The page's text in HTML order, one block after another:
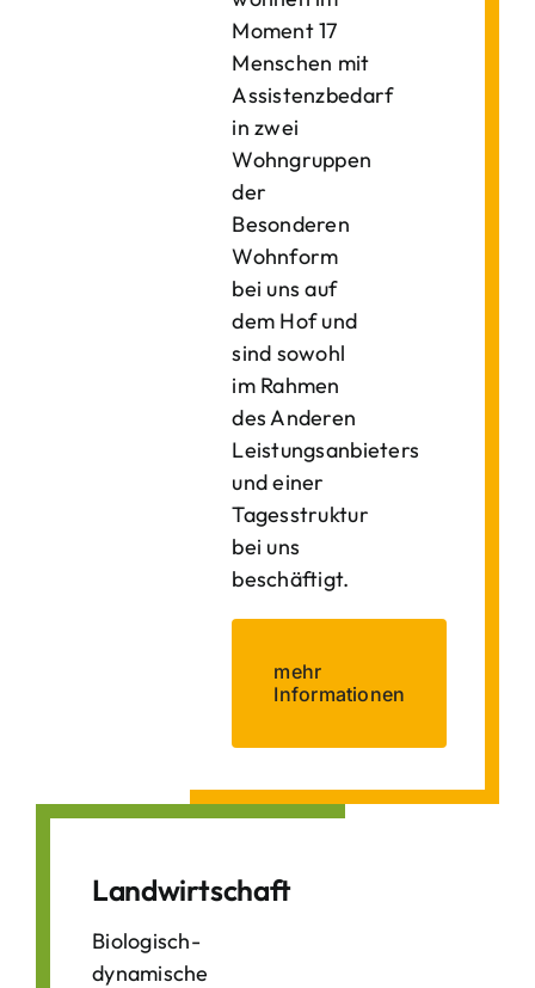
Moment 17
Menschen mit
Assistenzbedarf
in zwei
Wohngruppen
der
Besonderen
Wohnform
bei uns auf
dem Hof und
sind sowohl
im Rahmen
des Anderen
Leistungsanbieters
und einer
Tagesstruktur
bei uns
beschäftigt.
mehr
Informationen
Landwirtschaft
Biologisch-
dynamische